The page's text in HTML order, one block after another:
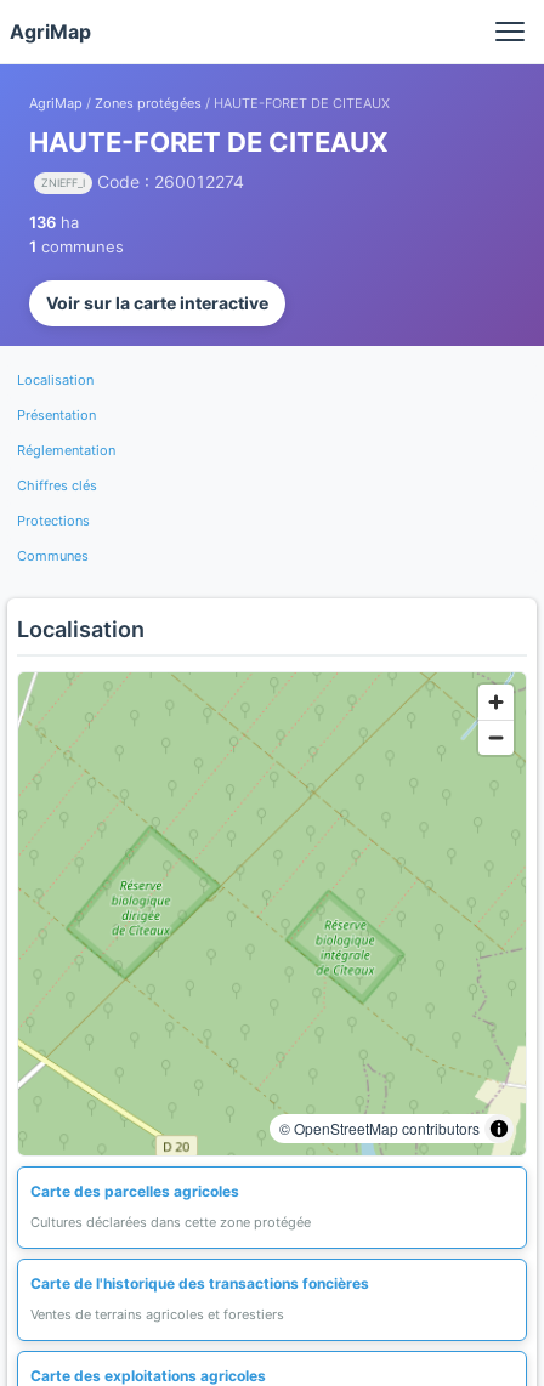
AgriMap
AgriMap / Zones protégées / HAUTE-FORET DE CITEAUX
HAUTE-FORET DE CITEAUX
ZNIEFF_I Code : 260012274
136 ha
1 communes
Voir sur la carte interactive
Localisation
Présentation
Réglementation
Chiffres clés
Protections
Communes
Localisation
© OpenStreetMap contributors
Carte des parcelles agricoles
Cultures déclarées dans cette zone protégée
Carte de l'historique des transactions foncières
Ventes de terrains agricoles et forestiers
Carte des exploitations agricoles